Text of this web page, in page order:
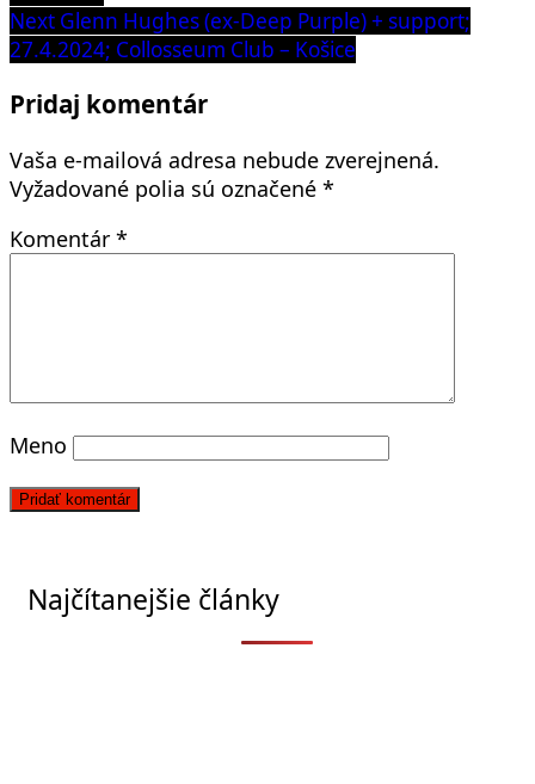
článku
Next Next
post:
Glenn Hughes (ex-Deep Purple) + support;
27.4.2024; Collosseum Club – Košice
Pridaj komentár
Vaša e-mailová adresa nebude zverejnená.
Vyžadované polia sú označené *
Komentár *
Meno
Najčítanejšie články